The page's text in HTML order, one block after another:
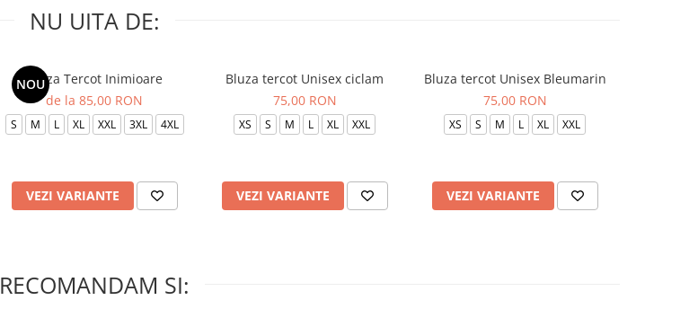
NU UITA DE:
NOU
Bluza Tercot Inimioare
de la 85,00 RON
S M L XL XXL 3XL 4XL
VEZI VARIANTE
Bluza tercot Unisex ciclam
75,00 RON
XS S M L XL XXL
VEZI VARIANTE
Bluza tercot Unisex Bleumarin
75,00 RON
XS S M L XL XXL
VEZI VARIANTE
RECOMANDAM SI: